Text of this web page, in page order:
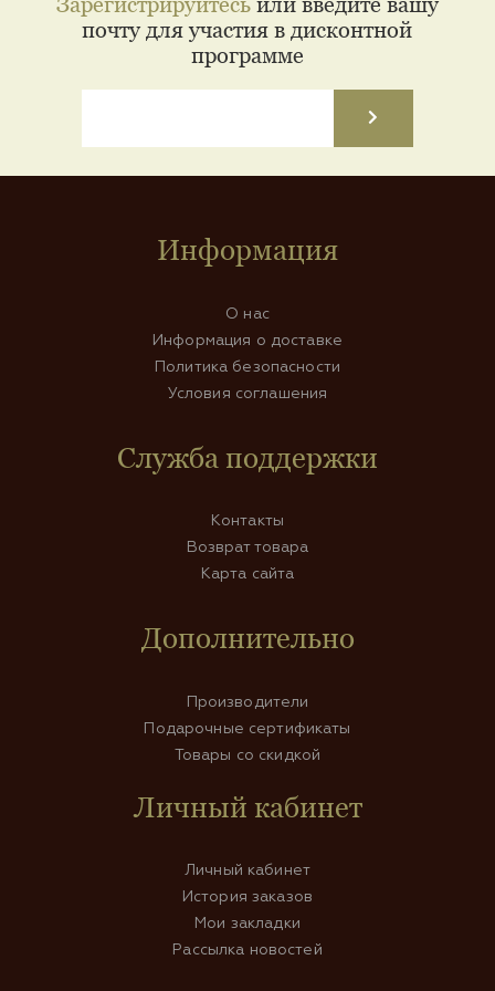
почту для участия в дисконтной
программе
Информация
О нас
Информация о доставке
Политика безопасности
Условия соглашения
Служба поддержки
Контакты
Возврат товара
Карта сайта
Дополнительно
Производители
Подарочные сертификаты
Товары со скидкой
Личный кабинет
Личный кабинет
История заказов
Мои закладки
Рассылка новостей